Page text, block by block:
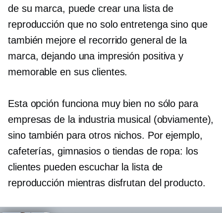
de su marca, puede crear una lista de
reproducción que no solo entretenga sino que
también mejore el recorrido general de la
marca, dejando una impresión positiva y
memorable en sus clientes.
Esta opción funciona muy bien no sólo para
empresas de la industria musical (obviamente),
sino también para otros nichos. Por ejemplo,
cafeterías, gimnasios o tiendas de ropa: los
clientes pueden escuchar la lista de
reproducción mientras disfrutan del producto.